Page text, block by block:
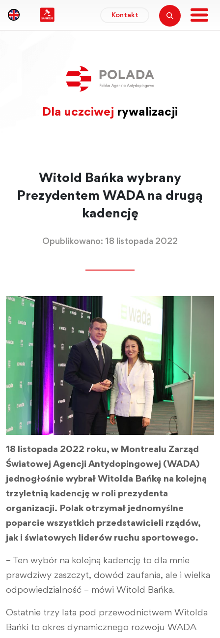
Kontakt
Dla uczciwej rywalizacji
Witold Bańka wybrany
Prezydentem WADA na drugą
kadencję
Opublikowano: 18 listopada 2022
18 listopada 2022 roku, w Montrealu Zarząd
Światowej Agencji Antydopingowej (WADA)
jednogłośnie wybrał Witolda Bańkę na kolejną
trzyletnią kadencję w roli prezydenta
organizacji. Polak otrzymał jednomyślne
poparcie wszystkich przedstawicieli rządów,
jak i światowych liderów ruchu sportowego.
– Ten wybór na kolejną kadencję to dla mnie
prawdziwy zaszczyt, dowód zaufania, ale i wielka
odpowiedzialność – mówi Witold Bańka.
Ostatnie trzy lata pod przewodnictwem Witolda
Bańki to okres dynamicznego rozwoju WADA